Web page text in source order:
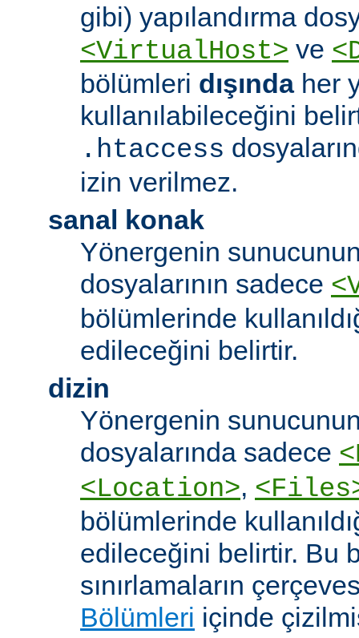
gibi) yapılandırma
<VirtualHost> ve
bölümleri dışındaher
kullanılabileceğini
.htaccess
izin verilmez.
sanal konak
Yönergenin
dosyalarının sadece
bölümlerinde
edileceğini belirtir.
dizin
Yönergenin
dosyalarında sadece
<Location>,
bölümlerinde
edileceğini belirtir. Bu
sınırlamaların
Bölümleri içinde